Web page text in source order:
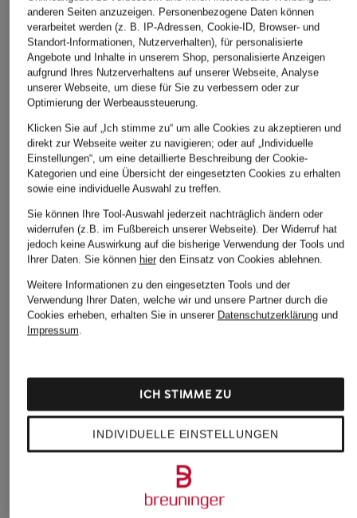
ÄHNLICHE ARTIKEL ENTDECKEN
anderen Seiten anzuzeigen. Personenbezogene Daten können
verarbeitet werden (z. B. IP-Adressen, Cookie-ID, Browser- und
Standort-Informationen, Nutzerverhalten), für personalisierte
Angebote und Inhalte in unserem Shop, personalisierte Anzeigen
aufgrund Ihres Nutzerverhaltens auf unserer Webseite, Analyse
unserer Webseite, um diese für Sie zu verbessern oder zur
Optimierung der Werbeaussteuerung.
Klicken Sie auf „Ich stimme zu“ um alle Cookies zu akzeptieren und
direkt zur Webseite weiter zu navigieren; oder auf „Individuelle
Einstellungen“, um eine detaillierte Beschreibung der Cookie-
Kategorien und eine Übersicht der eingesetzten Cookies zu erhalten
sowie eine individuelle Auswahl zu treffen.
Sie können Ihre Tool-Auswahl jederzeit nachträglich ändern oder
widerrufen (z.B. im Fußbereich unserer Webseite). Der Widerruf hat
jedoch keine Auswirkung auf die bisherige Verwendung der Tools und
Ihrer Daten. Sie können hierden Einsatz von Cookies ablehnen.
Weitere Informationen zu den eingesetzten Tools und der
Verwendung Ihrer Daten, welche wir und unsere Partner durch die
Cookies erheben, erhalten Sie in unserer Datenschutzerklärungund
Impressum.
INDIVIDUELLE EINSTELLUNGEN
ICH STIMME ZU